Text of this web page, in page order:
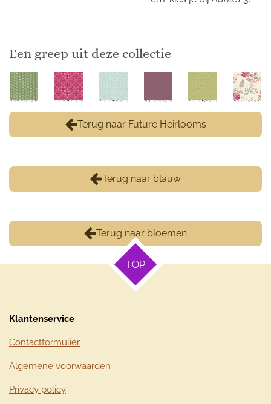
Een greep uit deze collectie
Terug naar Future Heirlooms
Terug naar blauw
Terug naar bloemen
TOP
Klantenservice
Contactformulier
Algemene voorwaarden
Privacy policy